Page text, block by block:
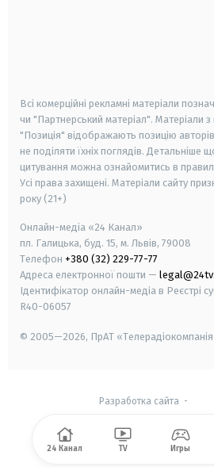
Всі комерційні рекламні матеріали
чи "Партнерський матеріал". Матеріали
"Позиція" відображають позицію
не поділяти їхніх поглядів. Детальніше
цитування можна ознайомитись в
Усі права захищені. Матеріали сайту
року (21+)
Онлайн-медіа «24 Канал»
пл. Галицька, буд. 15, м. Львів, 79008
Телефон +380 (32) 229-77-77
Адреса електронної пошти —
Ідентифікатор онлайн-медіа в Реєстрі
R40-06057
© 2005—2026, ПрАТ
Разработка сайта -
24 Канал TV Игры